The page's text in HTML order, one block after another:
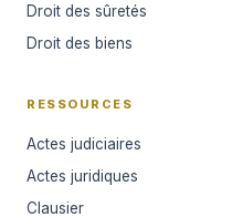
Droit des sûretés
Droit des biens
RESSOURCES
Actes judiciaires
Actes juridiques
Clausier